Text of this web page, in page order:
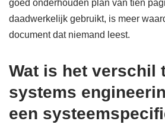
goed onderhouden plan van tien
daadwerkelijk gebruikt, is meer
document dat niemand leest.
Wat is het verschil
systems
een